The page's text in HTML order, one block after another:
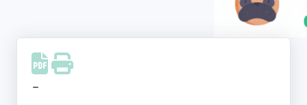
Facebook
Instagram
-